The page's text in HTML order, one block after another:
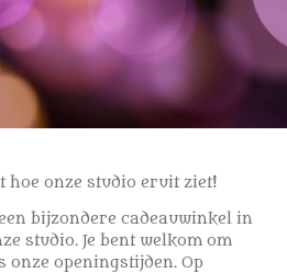
hoe onze studio eruit ziet!
bijzondere cadeauwinkel in
studio. Je bent welkom om
openingstijden. Op